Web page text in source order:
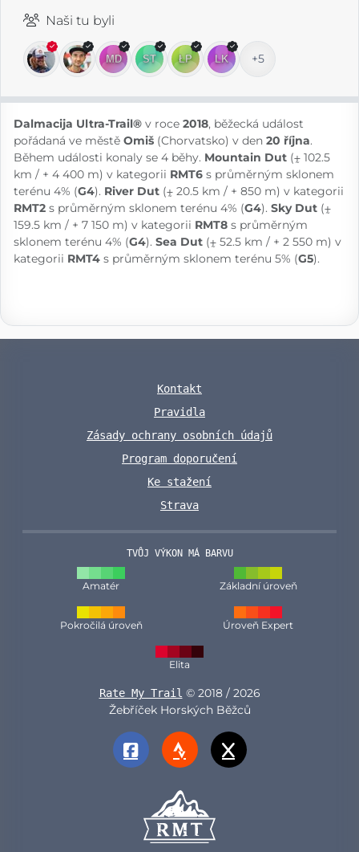
Naši tu byli
+5
Dalmacija Ultra-Trail® v roce 2018, běžecká událost
pořádaná ve městě Omiš (Chorvatsko) v den 20 října.
Během události konaly se 4 běhy. Mountain Dut (⨦ 102.5
km / + 4 400 m) v kategorii RMT6 s průměrným sklonem
terénu 4% (G4). River Dut (⨦ 20.5 km / + 850 m) v kategorii
RMT2 s průměrným sklonem terénu 4% (G4). Sky Dut (⨦
159.5 km / + 7 150 m) v kategorii RMT8 s průměrným
sklonem terénu 4% (G4). Sea Dut (⨦ 52.5 km / + 2 550 m) v
kategorii RMT4 s průměrným sklonem terénu 5% (G5).
Kontakt
Pravidla
Zásady ochrany osobních údajů
Program doporučení
Ke stažení
Strava
TVŮJ VÝKON MÁ BARVU
Amatér Základní úroveň
Pokročilá úroveň Úroveň Expert
Elita
Rate My Trail © 2018 / 2026
Žebříček Horských Běžců